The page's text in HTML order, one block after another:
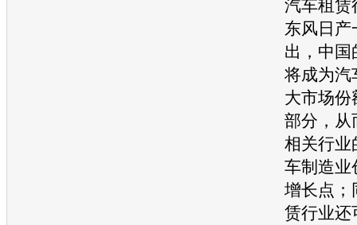
汽车租赁
东风日产
出，中国
将成为汽
大市场份
部分，从
相关行业
车制造业
增长点；
赁行业还